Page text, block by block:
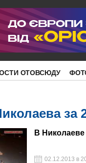
ОТОВСЮДУ
за
В
02.12.2013 в